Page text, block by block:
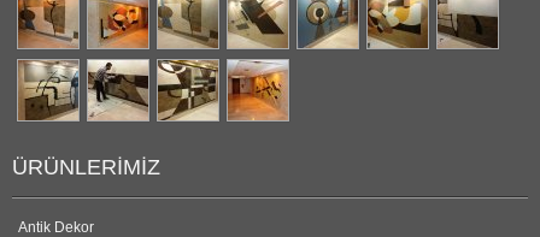
ÜRÜNLERIMIZ
Antik Dekor